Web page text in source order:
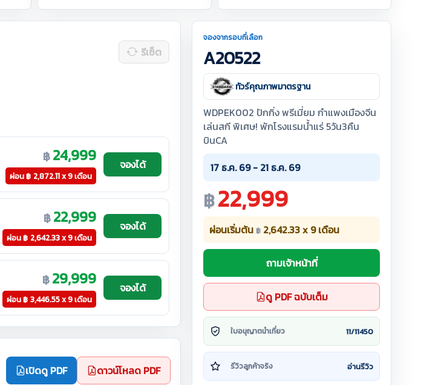
รีเซ็ต
฿24,999
ผ่อน฿ 2,872.11 x 9 เดือน
จองได้
฿22,999
ผ่อน฿ 2,642.33 x 9 เดือน
จองได้
฿29,999
ผ่อน฿ 3,446.55 x 9 เดือน
จองได้
เปิดดู PDF ดาวน์โหลด PDF
จองจากรอบที่เลือก
A20522
ทัวร์คุณภาพมาตรฐาน
WDPEK002 ปักกิ่ง พรีเมี่ยม กำแพงเมืองจีน
เล่นสกี พิเศษ! พักโรงแรมน้ำแร่ 5วัน3คืน
บินCA
17 ธ.ค. 69 - 21 ธ.ค. 69
฿22,999
ผ่อนเริ่มต้น ฿ 2,642.33 x 9 เดือน
ถามเจ้าหน้าที่
ดู PDF ฉบับเต็ม
ใบอนุญาตนำเที่ยว 11/11450
รีวิวลูกค้าจริง อ่านรีวิว